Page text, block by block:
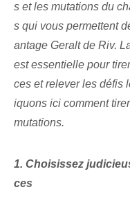
s et les mutations du
s qui vous permettent
antage Geralt de Riv.
est essentielle pour
ces et relever les défis
iquons ici comment
mutations.
1. Choisissez
ces